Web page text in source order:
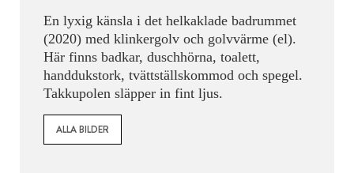
En lyxig känsla i det helkaklade badrummet
(2020) med klinkergolv och golvvärme (el).
Här finns badkar, duschhörna, toalett,
handdukstork, tvättställskommod och spegel.
Takkupolen släpper in fint ljus.
ALLA BILDER